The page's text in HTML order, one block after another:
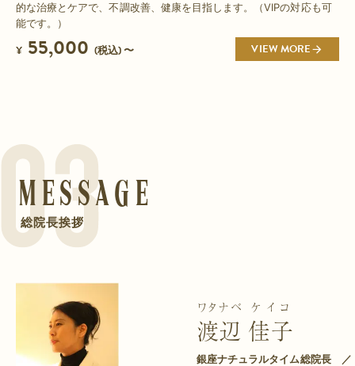
的な治療とケアで、不調改善、健康を目指します。（VIPの対応も可
能です。）
¥ 55,000 (税込) 〜 VIEW MORE
Message
総院長挨拶
渡辺
ワタナベ
佳子
ケイコ
銀座ナチュラルタイム総院長